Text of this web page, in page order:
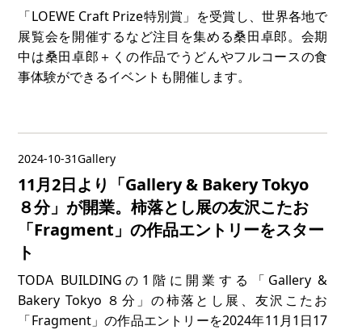
「LOEWE Craft Prize特別賞」を受賞し、世界各地で
展覧会を開催するなど注目を集める桑田卓郎。会期
中は桑田卓郎＋くの作品でうどんやフルコースの食
事体験ができるイベントも開催します。
2024-10-31Gallery
11月2日より「Gallery & Bakery Tokyo
８分」が開業。柿落とし展の友沢こたお
「Fragment」の作品エントリーをスター
ト
TODA BUILDINGの1階に開業する「Gallery &
Bakery Tokyo ８分」の柿落とし展、友沢こたお
「Fragment」の作品エントリーを2024年11月1日17